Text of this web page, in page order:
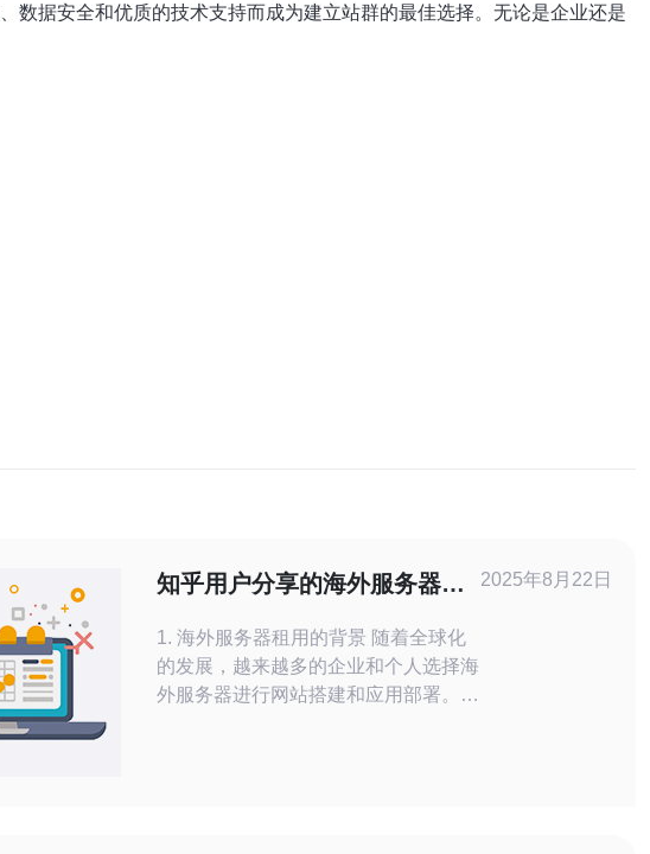
数据安全和优质的技术支持而成为建立站群的最佳选择。无论是企业还是
知乎用户分享的海外服务器租
1. 海外服务器租用的背景 随着全球化
的发展，越来越多的企业和个人选择海
外服务器进行网站搭建和应用部署。
2025年8月22日